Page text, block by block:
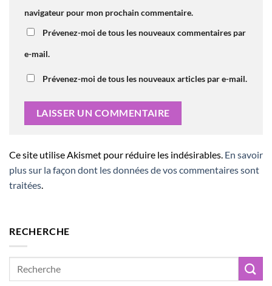
navigateur pour mon prochain commentaire.
Prévenez-moi de tous les nouveaux commentaires par
e-mail.
Prévenez-moi de tous les nouveaux articles par e-mail.
Ce site utilise Akismet pour réduire les indésirables. En savoir
plus sur la façon dont les données de vos commentaires sont
traitées.
RECHERCHE